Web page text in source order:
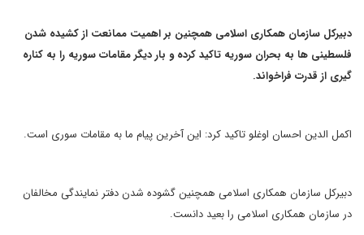
دبیرکل سازمان همکاری اسلامی همچنین بر اهمیت ممانعت از کشیده شدن
فلسطینی ها به بحران سوریه تاکید کرده و بار دیگر مقامات سوریه را به کناره
گیری از قدرت فراخواند.
اکمل الدین احسان اوغلو تاکید کرد: این آخرین پیام ما به مقامات سوری است.
دبیرکل سازمان همکاری اسلامی همچنین گشوده شدن دفتر نمایندگی مخالفان
در سازمان همکاری اسلامی را بعید دانست.